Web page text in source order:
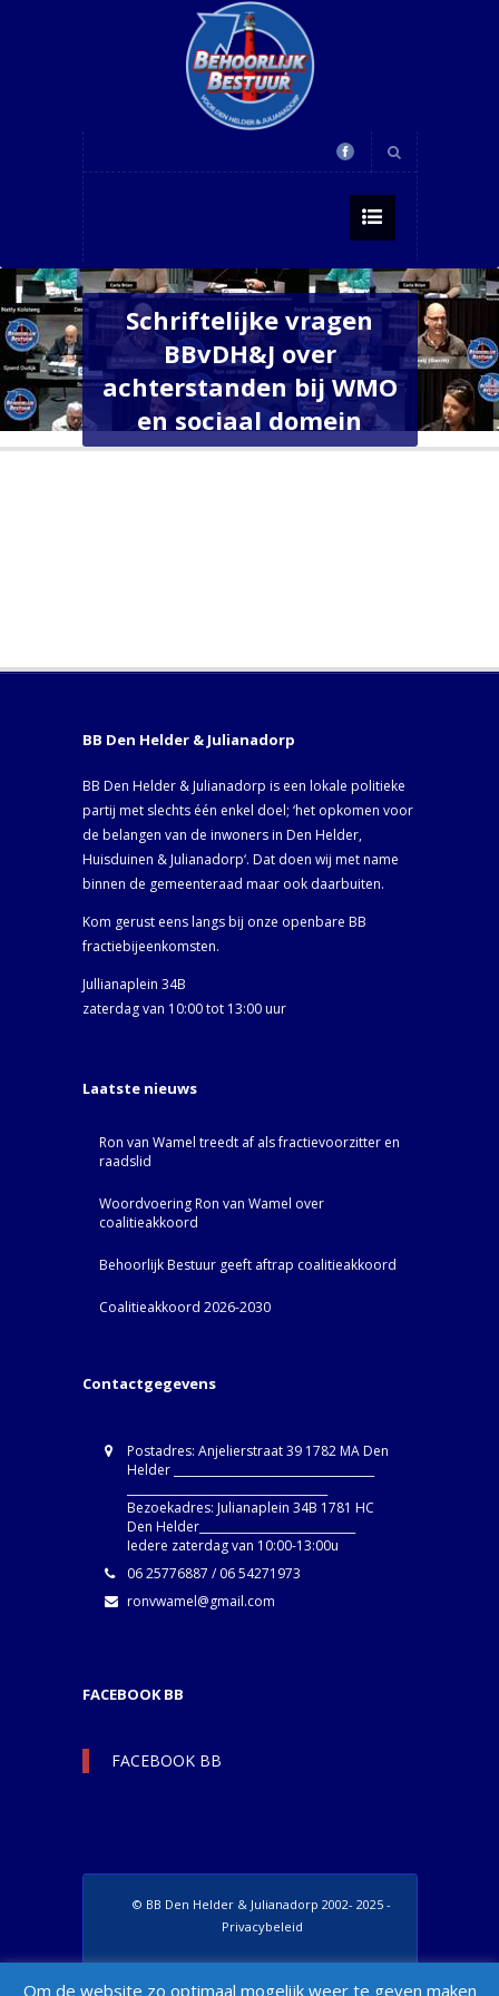
Schriftelijke vragen
BBvDH&J over
achterstanden bij WMO
en sociaal domein
BB Den Helder & Julianadorp
BB Den Helder & Julianadorp is een lokale politieke
partij met slechts één enkel doel; ‘het opkomen voor
de belangen van de inwoners in Den Helder,
Huisduinen & Julianadorp‘. Dat doen wij met name
binnen de gemeenteraad maar ook daarbuiten.
Kom gerust eens langs bij onze openbare BB
fractiebijeenkomsten.
Jullianaplein 34B
zaterdag van 10:00 tot 13:00 uur
Laatste nieuws
Ron van Wamel treedt af als fractievoorzitter en
raadslid
Woordvoering Ron van Wamel over
coalitieakkoord
Behoorlijk Bestuur geeft aftrap coalitieakkoord
Coalitieakkoord 2026-2030
Contactgegevens
Postadres: Anjelierstraat 39 1782 MA Den
Helder ____________________________________
Bezoekadres: Julianaplein 34B 1781 HC
Den Helder____________________________
Iedere zaterdag van 10:00-13:00u
06 25776887 / 06 54271973
ronvwamel@gmail.com
FACEBOOK BB
FACEBOOK BB
© BB Den Helder & Julianadorp 2002- 2025 -
Privacybeleid
Om de website zo optimaal mogelijk weer te geven maken